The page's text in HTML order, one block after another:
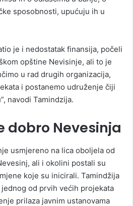
sposobnosti, upućuju ih u
je i nedostatak finansija, počeli
opštine Nevisinje, ali to je
u rad drugih organizacija,
i postanemo udruženje čiji
navodi Tamindzija.
dobro Nevesinja
usmjereno na lica oboljela od
ali i okolini postali su
koje su inicirali. Tamindžija
od prvih većih projekata
prilaza javnim ustanovama